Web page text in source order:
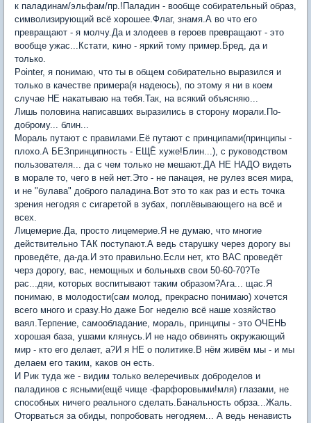
к паладинам/эльфам/пр.!Паладин - вообще собирательный образ,
символизирующий всё хорошее.Флаг, знамя.А во что его
превращают - я молчу.Да и злодеев в героев превращают - это
вообще ужас...Кстати, кино - яркий тому пример.Бред, да и
только.
Pointer, я понимаю, что ты в общем собирательно выразился и
только в качестве примера(я надеюсь), по этому я ни в коем
случае НЕ накатываю на тебя.Так, на всякий объясняю...
Лишь половина написавших выразились в сторону морали.По-
доброму... блин...
Мораль путают с правилами.Её путают с принципами(принципы -
плохо.А БЕЗпринципность - ЕЩЁ хуже!Блин...), с руководством
пользователя... да с чем только не мешают.ДА НЕ НАДО видеть
в морале то, чего в ней нет.Это - не панацея, не рулез всея мира,
и не "булава" доброго паладина.Вот это то как раз и есть точка
зрения негодяя с сигаретой в зубах, поплёвывающего на всё и
всех.
Лицемерие.Да, просто лицемерие.Я не думаю, что многие
действительно ТАК поступают.А ведь старушку через дорогу вы
проведёте, да-да.И это правильно.Если нет, кто ВАС проведёт
черз дорогу, вас, немощных и больныхв свои 50-60-70?Те
рас...дяи, которых воспитывают таким образом?Ага... щас.Я
понимаю, в молодости(сам молод, прекрасно понимаю) хочется
всего много и сразу.Но даже Бог неделю всё наше хозяйство
ваял.Терпение, самообладание, мораль, принципы - это ОЧЕНЬ
хорошая база, ушами клянусь.И не надо обвинять окружающий
мир - кто его делает, а?И я НЕ о политике.В нём живём мы - и мы
делаем его таким, каков он есть.
И Рик туда же - видим только велеречивых доброделов и
паладинов с ясными(ещё чище -фарфоровыми!мля) глазами, не
способных ничего реального сделать.Банальность обрза...Жаль.
Оторваться за обиды, попробовать негодяем... А ведь ненависть